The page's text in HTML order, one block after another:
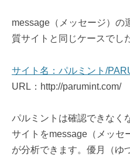
message（メッセージ）の
質サイトと同じケースでし
サイト名：パルミント/
URL：http://parumint.com/
パルミントは確認できなく
サイトをmessage（メッセ
が分析できます。優月（ゆ